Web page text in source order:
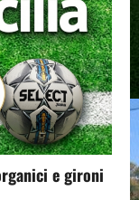
e gironi